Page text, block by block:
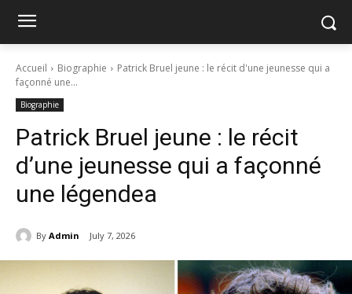
Accueil Biographie
Patrick Bruel jeune : le récit d'une jeunesse qui a
façonné une...
Biographie
Patrick Bruel jeune : le récit
d’une jeunesse qui a façonné
une légendea
By Admin July 7, 2026